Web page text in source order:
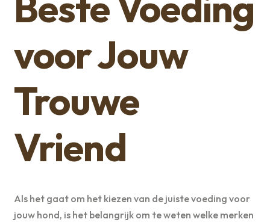
voor Jouw
Trouwe
Vriend
Als het gaat om het kiezen van de juiste voeding voor
jouw hond, is het belangrijk om te weten welke merken